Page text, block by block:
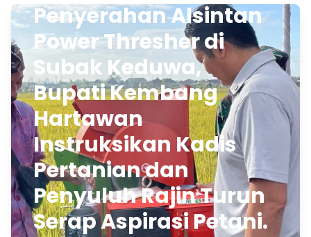
Penyerahan Alsintan
Power Thresher di
Subak Keduwa,
Bupati Kembang
Hartawan
Instruksikan Kadis
Pertanian dan
Penyuluh Rajin Turun
Serap Aspirasi Petani.